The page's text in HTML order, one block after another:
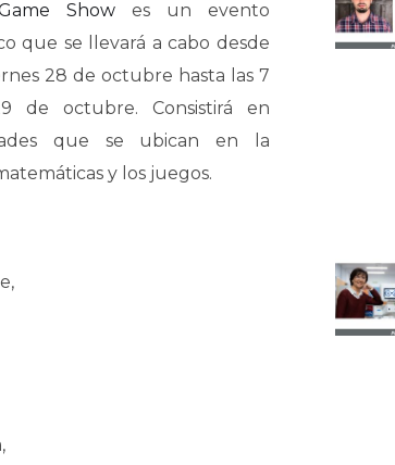
Show es un evento
que se llevará a cabo desde
28 de octubre hasta las 7
de octubre. Consistirá en
que se ubican en la
y los juegos.